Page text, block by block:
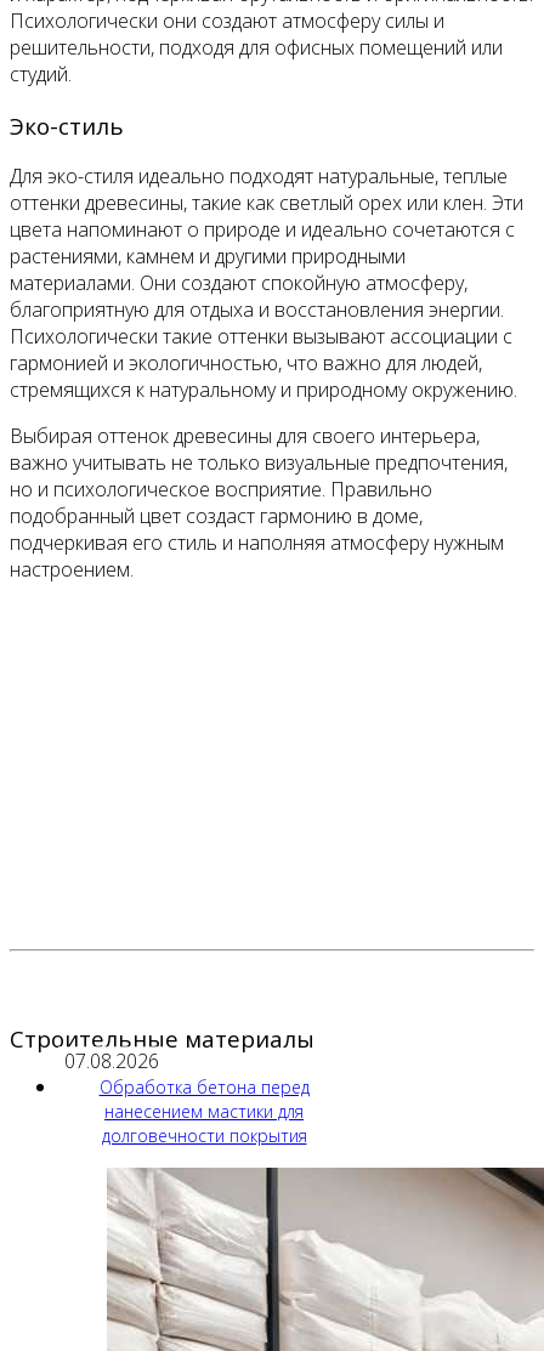
Психологически они создают атмосферу силы и
решительности, подходя для офисных помещений или
студий.
Эко-стиль
Для эко-стиля идеально подходят натуральные, теплые
оттенки древесины, такие как светлый орех или клен. Эти
цвета напоминают о природе и идеально сочетаются с
растениями, камнем и другими природными
материалами. Они создают спокойную атмосферу,
благоприятную для отдыха и восстановления энергии.
Психологически такие оттенки вызывают ассоциации с
гармонией и экологичностью, что важно для людей,
стремящихся к натуральному и природному окружению.
Выбирая оттенок древесины для своего интерьера,
важно учитывать не только визуальные предпочтения,
но и психологическое восприятие. Правильно
подобранный цвет создаст гармонию в доме,
подчеркивая его стиль и наполняя атмосферу нужным
настроением.
Строительные материалы
07.08.2026
Обработка бетона перед
нанесением мастики для
долговечности покрытия